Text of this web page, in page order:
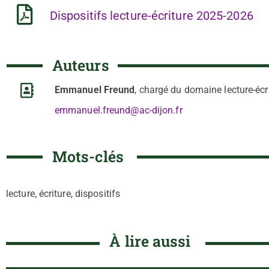
Dispositifs lecture-écriture 2025-2026
Auteurs
Emmanuel Freund, chargé du domaine lecture-
emmanuel.freund@ac-dijon.fr
Mots-clés
lecture, écriture, dispositifs
À lire aussi